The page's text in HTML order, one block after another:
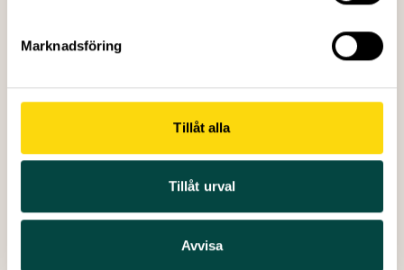
Marknadsföring
Tillåt alla
Tillåt urval
Avvisa
identifiera utmaningar, samutforma lösningar och skapa
meningsfull social påverkan. Denna metod berikar inte
bara det akademiska lärandet för studenterna utan
samhällsengagemang.